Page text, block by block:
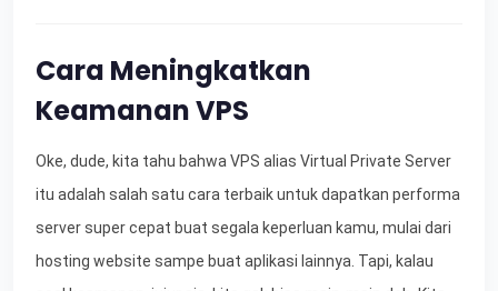
Cara Meningkatkan
Keamanan VPS
Oke, dude, kita tahu bahwa VPS alias Virtual Private Server
itu adalah salah satu cara terbaik untuk dapatkan performa
server super cepat buat segala keperluan kamu, mulai dari
hosting website sampe buat aplikasi lainnya. Tapi, kalau